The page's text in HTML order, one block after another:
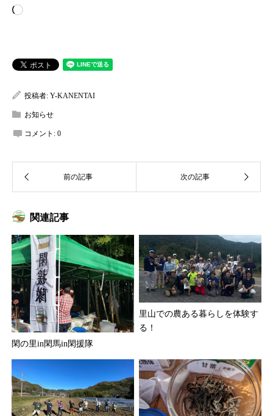
読
み
投稿者: Y-KANENTAI
お知らせ
コメント: 0
関連記事
閑の里in閑馬in閑援隊
里山での農ある暮らしを体験す
る！